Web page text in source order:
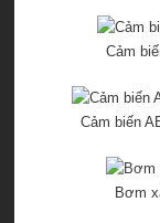
Cảm
Cảm biến
Bơm